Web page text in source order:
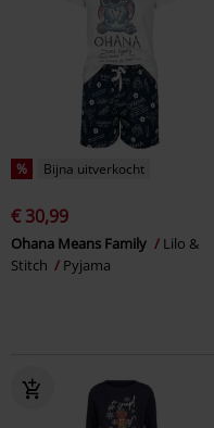
% Bijna uitverkocht
€ 30,99
Ohana Means Family
Lilo &
Stitch
Pyjama